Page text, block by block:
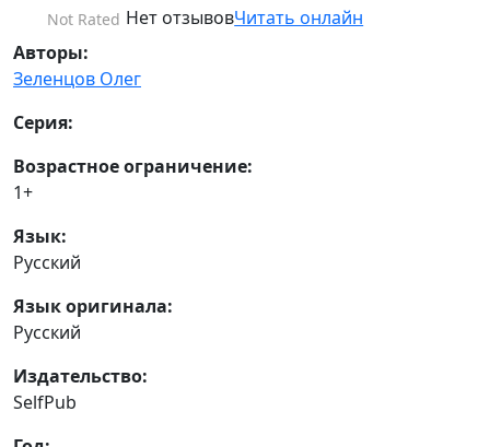
Not Rated Нет отзывовЧитать онлайн
Авторы:
Зеленцов Олег
Серия:
Возрастное ограничение:
1+
Язык:
Русский
Язык оригинала:
Русский
Издательство:
SelfPub